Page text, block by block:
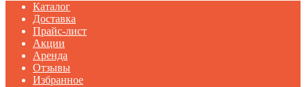
Каталог
Доставка
Прайс-лист
Акции
Аренда
Отзывы
Избранное